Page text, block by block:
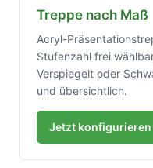
Treppe nach Maß
Acryl-
Stufenzahl frei
Verspiegelt oder
und übersichtlich.
Jetzt